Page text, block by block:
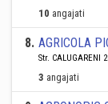
10 angajati
8. AGRICOLA
Str. CALUGARENI
3 angajati